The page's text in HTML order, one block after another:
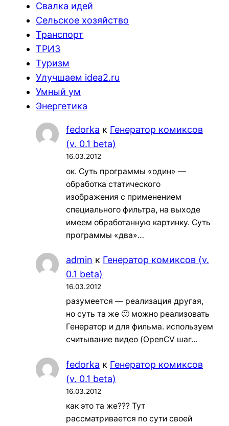
Свалка идей
Сельское хозяйство
Транспорт
ТРИЗ
Туризм
Улучшаем idea2.ru
Умный ум
Энергетика
fedorka к Генератор комиксов
(v. 0.1 beta)
16.03.2012
ок. Суть программы «один» —
обработка статического
изображения с применением
специального фильтра, на выходе
имеем обработанную картинку. Суть
программы «два»…
admin к Генератор комиксов (v.
0.1 beta)
16.03.2012
разумеется — реализация другая,
но суть та же 🙂 можно реализовать
Генератор и для фильма. используем
считывание видео (OpenCV шаг…
fedorka к Генератор комиксов
(v. 0.1 beta)
16.03.2012
как это та же??? Тут
рассматривается по сути своей